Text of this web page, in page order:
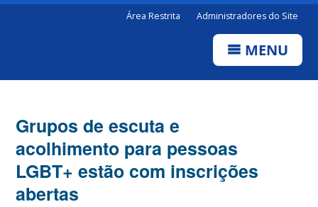
Área Restrita Administradores do Site
MENU
Grupos de escuta e
acolhimento para pessoas
LGBT+ estão com inscrições
abertas